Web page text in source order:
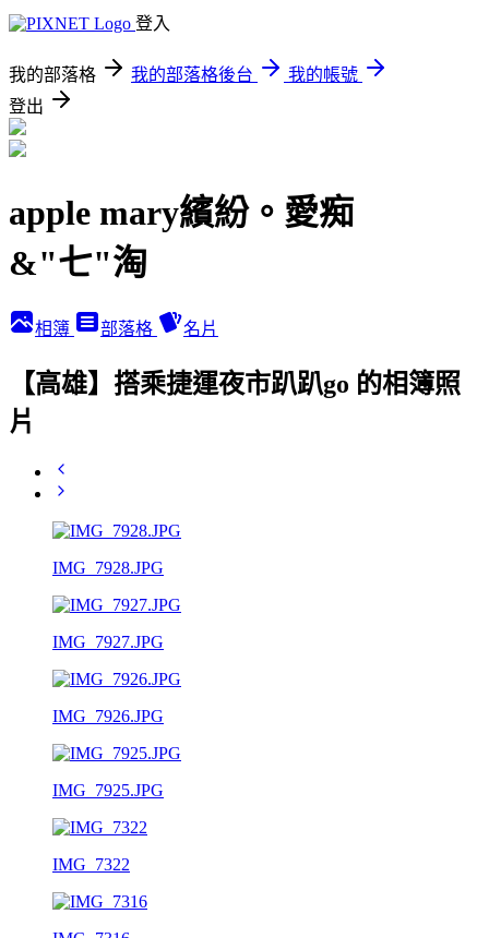
登入
我的部落格 我的部落格後台
我的帳號
登出
apple mary繽紛。愛痴
&"七"淘
相簿 部落格 名片
【高雄】搭乘捷運夜市趴趴go 的相簿照
片
IMG_7928.JPG
IMG_7927.JPG
IMG_7926.JPG
IMG_7925.JPG
IMG_7322